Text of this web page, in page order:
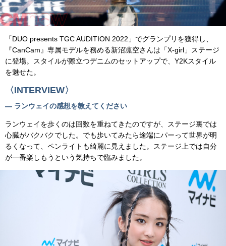
「DUO presents TGC AUDITION 2022」でグランプリを獲得し、
『CanCam』専属モデルを務める新沼凛空さんは「X-girl」ステージ
に登場。スタイルが際立つデニムのセットアップで、Y2Kスタイル
を魅せた。
〈INTERVIEW〉
— ランウェイの感想を教えてください
ランウェイを歩くのは回数を重ねてきたのですが、ステージ裏では
心臓がバクバクでした。でも歩いてみたら途端にパーって世界が明
るくなって、ペンライトも綺麗に見えました。ステージ上では自分
が一番楽しもうという気持ちで臨みました。